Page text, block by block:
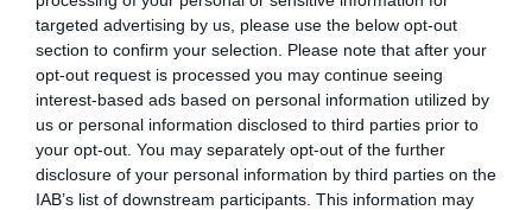
targeted advertising by us, please use the below opt-out
section to confirm your selection. Please note that after your
opt-out request is processed you may continue seeing
interest-based ads based on personal information utilized by
us or personal information disclosed to third parties prior to
your opt-out. You may separately opt-out of the further
disclosure of your personal information by third parties on the
IAB’s list of downstream participants. This information may